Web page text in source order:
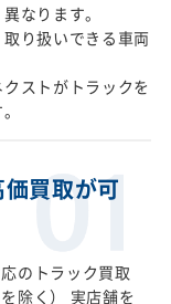
なります。
り扱いできる車両
ストがトラックを
買取が可
のトラック買取
除く） 実店舗を